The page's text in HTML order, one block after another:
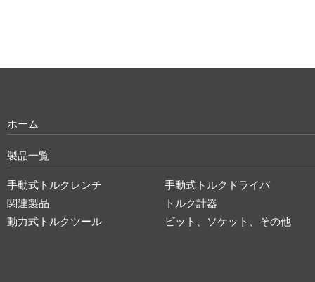
ホーム
製品一覧
手動式トルクレンチ
手動式トルクドライバ
関連製品
トルク計器
動力式トルクツール
ビット、ソケット、その他